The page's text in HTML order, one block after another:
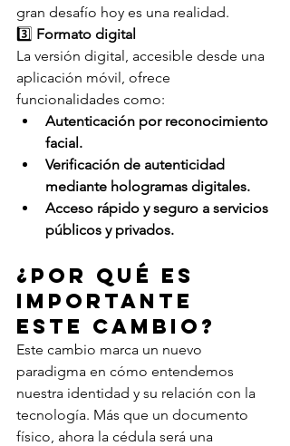
gran desafío hoy es una realidad.
3️⃣ Formato digital
La versión digital, accesible desde una
aplicación móvil, ofrece
funcionalidades como:
Autenticación por reconocimiento
facial.
Verificación de autenticidad
mediante hologramas digitales.
Acceso rápido y seguro a servicios
públicos y privados.
¿Por qué es
importante
este cambio?
Este cambio marca un nuevo
paradigma en cómo entendemos
nuestra identidad y su relación con la
tecnología. Más que un documento
físico, ahora la cédula será una